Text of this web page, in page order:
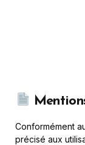
Conformément
précisé aux